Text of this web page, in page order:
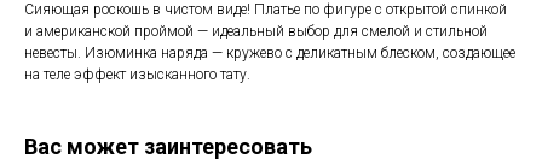
Сияющая роскошь в чистом виде! Платье по фигуре с открытой спинкой
и американской проймой — идеальный выбор для смелой и стильной
невесты. Изюминка наряда — кружево с деликатным блеском, создающее
на теле эффект изысканного тату.
Вас может заинтересовать